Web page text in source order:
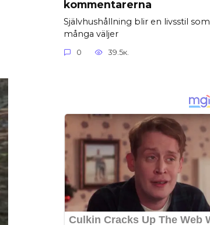
kommentarerna
Självhushållning blir en livsstil som
många väljer
0 39.5к.